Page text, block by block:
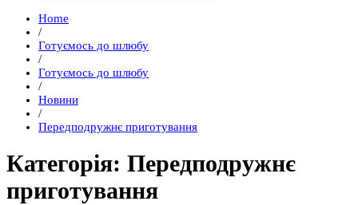
Home
/
Готуємось до шлюбу
/
Готуємось до шлюбу
/
Новини
/
Передподружнє приготування
Категорія: Передподружнє
приготування